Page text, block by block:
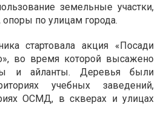
земельные участки,
по улицам города.
стартовала акция «Посади
во время которой высажено
и айланты. Деревья были
учебных заведений,
ОСМД, в скверах и улицах